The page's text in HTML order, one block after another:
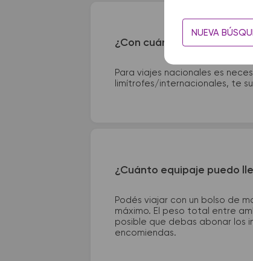
NUEVA
¿Con cuánta anticipación
Para viajes nacionales es
limítrofes/internacionales, te
¿Cuánto equipaje puedo
Podés viajar con un bolso de
máximo. El peso total entre
posible que debas abonar los
encomiendas.